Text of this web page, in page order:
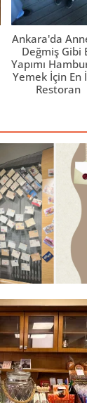
Ankara'da Anne
Değmiş Gibi Ev
Yapımı
Yemek İçin En İyi
Restoran